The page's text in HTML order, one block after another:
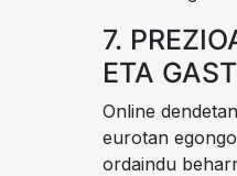
7.
ETA
Online
eurotan
ordaindu